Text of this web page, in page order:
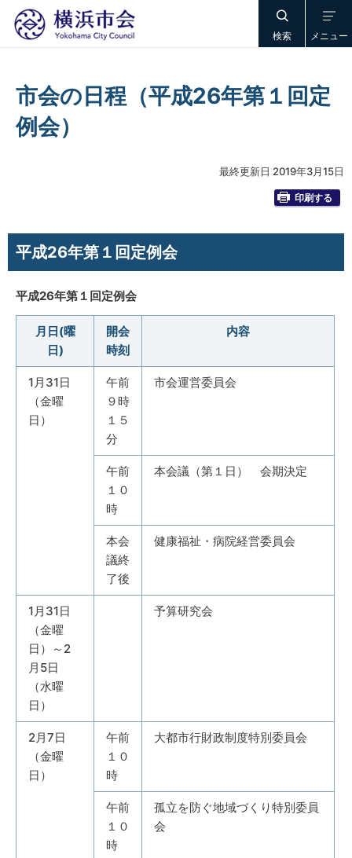
検索 メニュー
市会の日程（平成26年第１回定
例会）
最終更新日 2019年3月15日
印刷する
平成26年第１回定例会
平成26年第１回定例会
月日(曜
日)
開会
時刻
内容
1月31日
（金曜
日）
午前
９時
１５
分
市会運営委員会
午前
１０
時
本会議（第１日） 会期決定
本会
議終
了後
健康福祉・病院経営委員会
1月31日
（金曜
日）～2
月5日
（水曜
日）
予算研究会
2月7日
（金曜
日）
午前
１０
時
大都市行財政制度特別委員会
午前
１０
時
孤立を防ぐ地域づくり特別委員
会